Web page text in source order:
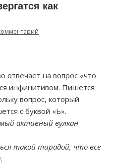
как
отвечает на вопрос «что
инфинитивом. Пишется
вопрос, который
с буквой «Ь».
активный вулкан
такой тирадой, что все